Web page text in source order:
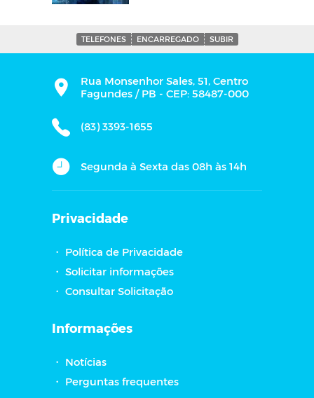
TELEFONES ENCARREGADO SUBIR
Rua Monsenhor Sales, 51, Centro
Fagundes / PB - CEP: 58487-000
(83) 3393-1655
Segunda à Sexta das 08h às 14h
Privacidade
・ Política de Privacidade
・ Solicitar informações
・ Consultar Solicitação
Informações
・ Notícias
・ Perguntas frequentes